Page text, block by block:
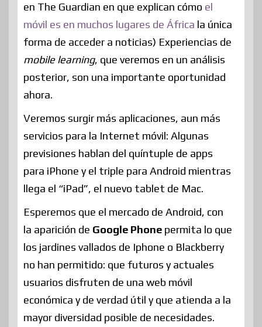
en The Guardian en que explican cómo el
móvil es en muchos lugares de África la única
forma de acceder a noticias) Experiencias de
mobile learning, que veremos en un análisis
posterior, son una importante oportunidad
ahora.
Veremos surgir más aplicaciones, aun más
servicios para la Internet móvil: Algunas
previsiones hablan del quíntuple de apps
para iPhone y el triple para Android mientras
llega el “iPad”, el nuevo tablet de Mac.
Esperemos que el mercado de Android, con
la aparición de Google Phone permita lo que
los jardines vallados de Iphone o Blackberry
no han permitido: que futuros y actuales
usuarios disfruten de una web móvil
económica y de verdad útil y que atienda a la
mayor diversidad posible de necesidades.